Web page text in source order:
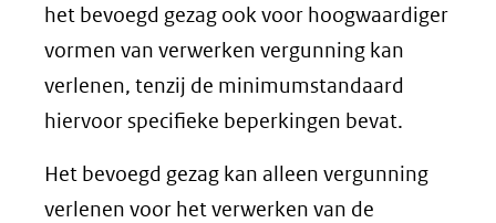
het bevoegd gezag ook voor hoogwaardiger
vormen van verwerken vergunning kan
verlenen, tenzij de minimumstandaard
hiervoor specifieke beperkingen bevat.
Het bevoegd gezag kan alleen vergunning
verlenen voor het verwerken van de